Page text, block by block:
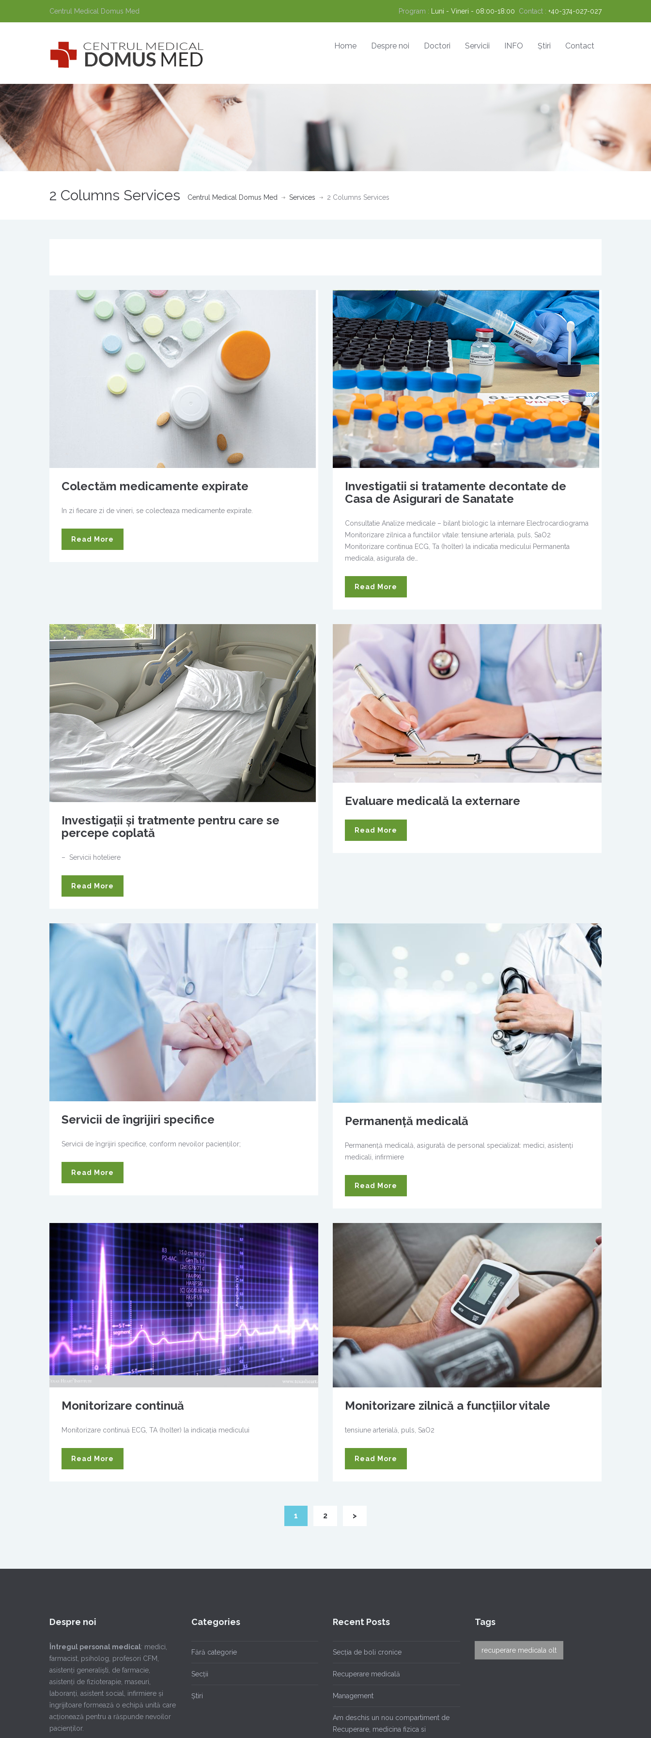
Centrul Medical Domus Med Program : Luni - Vineri - 08:00-18:00 Contact : +40-374-027-027
Home Despre noi Doctori Servicii INFO Știri Contact
2 Columns Services Centrul Medical Domus Med Services 2 Columns Services
Colectăm medicamente expirate
In zi fiecare zi de vineri, se colecteaza medicamente expirate.
Read More
Investigatii si tratamente decontate de
Casa de Asigurari de Sanatate
Consultatie Analize medicale – bilant biologic la internare Electrocardiograma
Monitorizare zilnica a functiilor vitale: tensiune arteriala, puls, SaO2
Monitorizare continua ECG, Ta (holter) la indicatia medicului Permanenta
medicala, asigurata de…
Read More
Investigații și tratmente pentru care se
percepe coplată
– Servicii hoteliere
Read More
Evaluare medicală la externare
Read More
Servicii de îngrijiri specifice
Servicii de îngrijiri specifice, conform nevoilor pacienţilor;
Read More
Permanenţă medicală
Permanenţă medicală, asigurată de personal specializat: medici, asistenţi
medicali, infirmiere
Read More
Monitorizare continuă
Monitorizare continuă ECG, TA (holter) la indicaţia medicului
Read More
Monitorizare zilnică a funcţiilor vitale
tensiune arterială, puls, SaO2
Read More
1 2 >
Despre noi
Întregul personal medical: medici,
farmacist, psiholog, profesori CFM,
asistenţi generalişti, de farmacie,
asistenţi de fizioterapie, maseuri,
laboranţi, asistent social, infirmiere şi
îngrijitoare formează o echipă unită care
acţionează pentru a răspunde nevoilor
pacienţilor.
Categories
Fără categorie
Secții
Știri
Recent Posts
Secția de boli cronice
Recuperare medicală
Management
Am deschis un nou compartiment de
Recuperare, medicina fizica si
Tags
recuperare medicala olt